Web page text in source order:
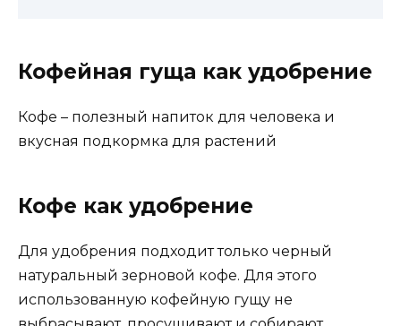
Кофейная гуща как удобрение
Кофе – полезный напиток для человека и
вкусная подкормка для растений
Кофе как удобрение
Для удобрения подходит только черный
натуральный зерновой кофе. Для этого
использованную кофейную гущу не